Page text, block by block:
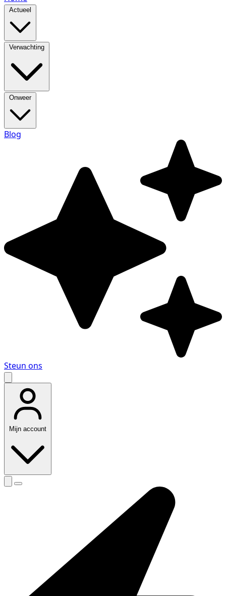
Actueel
Verwachting
Onweer
Blog
Steun ons
Mijn account